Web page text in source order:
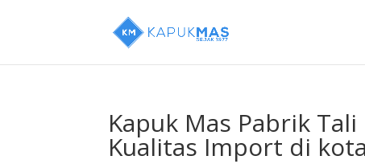
Kapuk Mas Pabrik
Kualitas Import di